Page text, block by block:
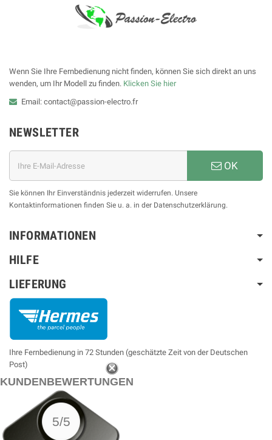
Wenn Sie Ihre Fernbedienung nicht finden, können Sie sich direkt an uns
wenden, um Ihr Modell zu finden. Klicken Sie hier
Email: contact@passion-electro.fr
NEWSLETTER
OK
Sie können Ihr Einverständnis jederzeit widerrufen. Unsere
Kontaktinformationen finden Sie u. a. in der Datenschutzerklärung.
INFORMATIONEN
HILFE
LIEFERUNG
Ihre Fernbedienung in 72 Stunden (geschätzte Zeit von der Deutschen
Post)
KUNDENBEWERTUNGEN
5/5